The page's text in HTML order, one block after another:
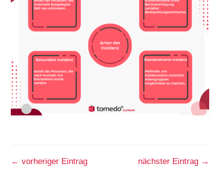
←vorheriger Eintrag nächster Eintrag→